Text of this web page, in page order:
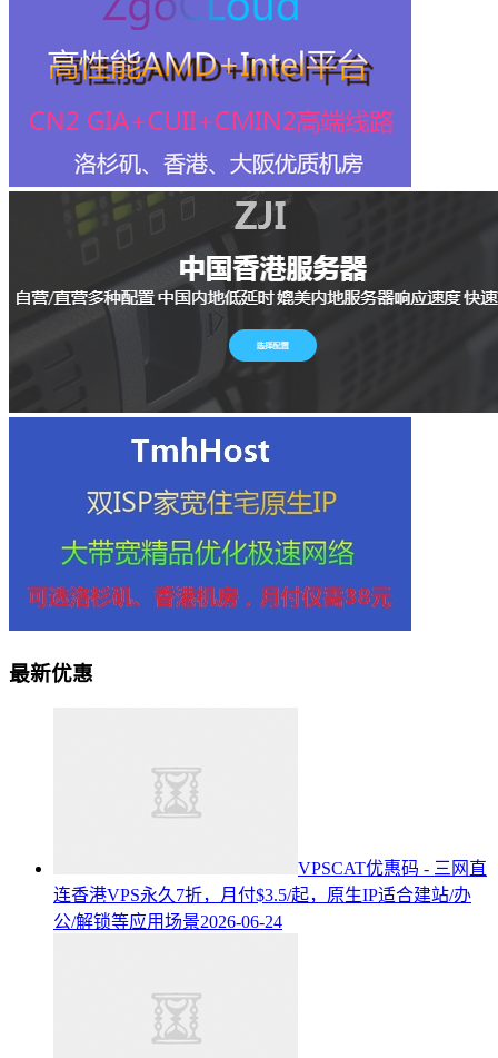
最新优惠
VPSCAT优惠码 - 三网直
连香港VPS永久7折，月付$3.5/起，原生IP适合建站/办
公/解锁等应用场景2026-06-24